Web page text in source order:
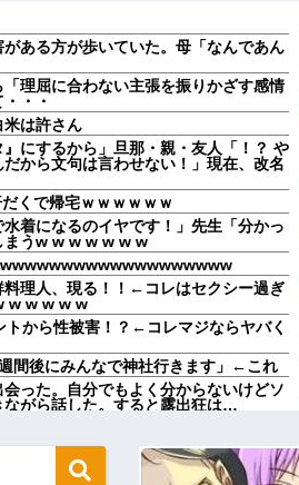
ある方が歩いていた。母「なんであん
理屈に合わない主張を振りかざす感情
・・
米は許さん
にするから」旦那・親・友人「！？ や
から文句は言わせない！」現在、改名
くで帰宅ｗｗｗｗｗｗ
水着になるのイヤです！」先生「分かっ
まうw w w w w w w
wwwwwwwwwwwwwwwwwww
料理人、現る！！←コレはセクシー過ぎ
w w w w w
トから性被害！？←コレマジならヤバく
間後にみんなで神社行きます」←これ
った。自分でもよく分からないけどソ
がら話した。すると露出狂は…
わせて帰宅。不倫を確信した俺は調査